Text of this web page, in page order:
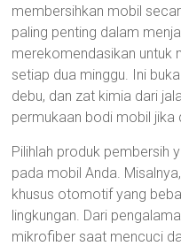
membersihkan mobil
paling penting dalam
merekomendasikan untuk
setiap dua minggu. Ini
debu, dan zat kimia dari
permukaan bodi mobil jika
Pilihlah produk pembersih
pada mobil Anda.
khusus otomotif yang
lingkungan. Dari
mikrofiber saat mencuci